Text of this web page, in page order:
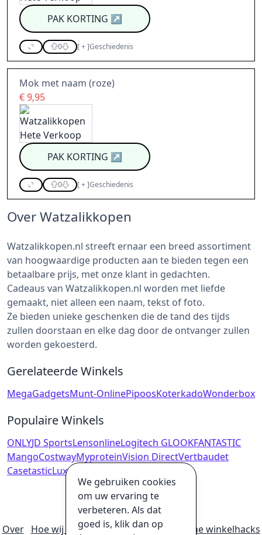
PAK KORTING ↗
0 [+]Geschiedenis
Mok met naam (roze)
€ 9,95
PAK KORTING ↗
0 [+]Geschiedenis
Over Watzalikkopen
Watzalikkopen.nl streeft ernaar een breed assortiment
van hoogwaardige producten aan te bieden tegen een
betaalbare prijs, met onze klant in gedachten.
Cadeaus van Watzalikkopen.nl worden met liefde
gemaakt, niet alleen een naam, tekst of foto.
Ze bieden unieke geschenken die de tand des tijds
zullen doorstaan en elke dag door de ontvanger zullen
worden gekoesterd.
Gerelateerde Winkels
MegaGadgetsMunt-OnlinePipoosKoterkadoWonderbox
Populaire Winkels
ONLYJD SportsLensonlineLogitech GLOOKFANTASTIC
MangoCostwayMyproteinVision DirectVertbaudet
CasetasticLuxplus
Over Hoe wij geld verdienen Ultieme online winkelhacks
We gebruiken cookies
om uw ervaring te
verbeteren. Als dat
goed is, klik dan op